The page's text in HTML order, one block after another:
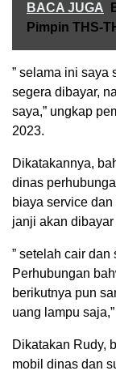
BACA JUGA
Pimpin THS-
” selama ini saya
segera dibayar,
saya,” ungkap
2023.
Dikatakannya,
dinas
biaya service
janji akan
” setelah cair
Perhubungan
berikutnya pun
uang lampu
Dikatakan Rudy,
mobil dinas dan